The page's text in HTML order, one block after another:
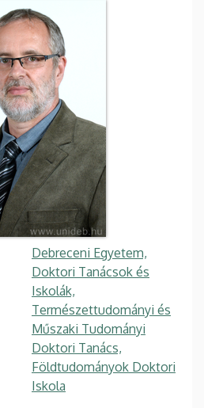
Debreceni Egyetem,
Doktori Tanácsok és
Iskolák,
Természettudományi és
Műszaki Tudományi
Doktori Tanács,
Földtudományok Doktori
Iskola